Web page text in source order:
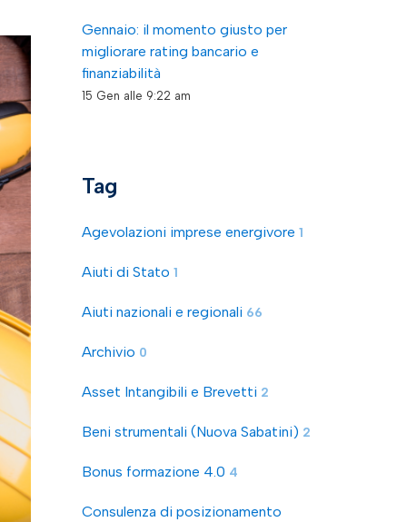
Gennaio: il momento giusto per
migliorare rating bancario e
finanziabilità
15 Gen alle 9:22 am
Tag
Agevolazioni imprese energivore 1
Aiuti di Stato 1
Aiuti nazionali e regionali 66
Archivio 0
Asset Intangibili e Brevetti 2
Beni strumentali (Nuova Sabatini) 2
Bonus formazione 4.0 4
Consulenza di posizionamento